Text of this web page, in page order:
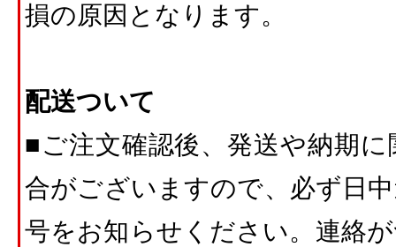
損の原因となります。
配送ついて
■ご注文確認後、発送や納期
合がございますので、必ず日
号をお知らせください。連絡